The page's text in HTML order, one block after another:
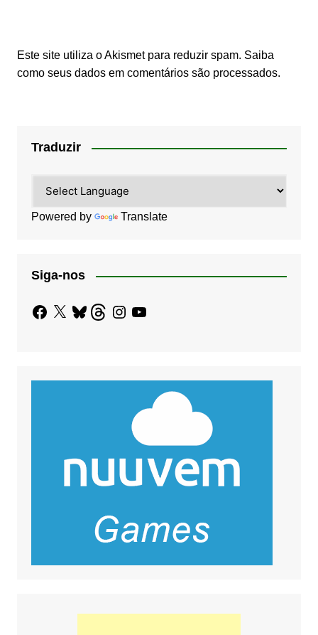
Este site utiliza o Akismet para reduzir spam. Saiba
como seus dados em comentários são processados.
Traduzir
Powered by Translate
Siga-nos
Facebook
X BlueskyThreadsInstagram
YouTube